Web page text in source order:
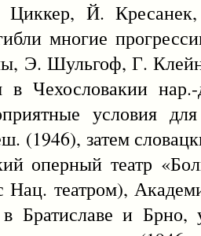
Циккер, Й.
многие
Э. Шульгоф, Г.
в Чехословакии
условия
(1946), затем
оперный театр
Нац. театром),
в Братиславе и